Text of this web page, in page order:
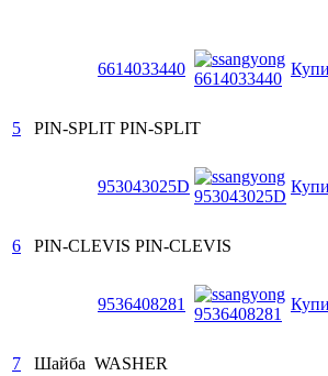
6614033440
5
PIN-SPLIT PIN-SPLIT
953043025D
6
PIN-CLEVIS PIN-CLEVIS
9536408281
7
Шайба WASHER